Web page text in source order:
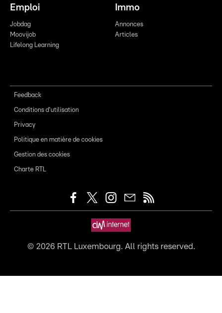
Emploi
Jobdag
Moovijob
Lifelong Learning
Immo
Annonces
Articles
Feedback
Conditions d'utilisation
Privacy
Politique en matière de cookies
Gestion des cookies
Charte RTL
© 2026RTL Luxembourg. All rights reserved.